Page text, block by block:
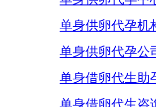
单身供卵代孕机
单身供卵代孕公
单身借卵代生助
单身借卵代生咨